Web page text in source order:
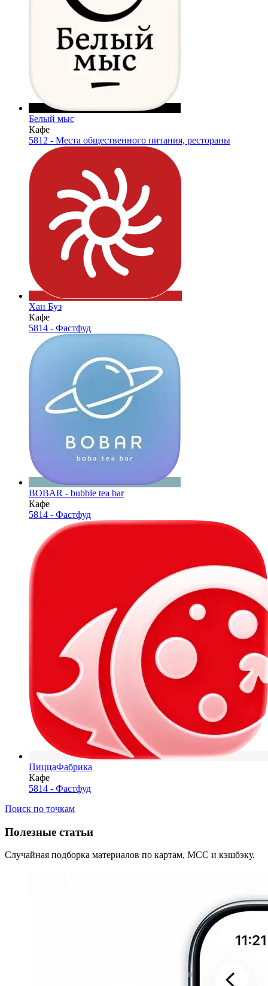
Белый мыс
Кафе
5812 - Места общественного питания, рестораны
Хан Буз
Кафе
5814 - Фастфуд
BOBAR - bubble tea bar
Кафе
5814 - Фастфуд
ПиццаФабрика
Кафе
5814 - Фастфуд
Поиск по точкам
Полезные статьи
Случайная подборка материалов по картам, MCC и кэшбэку.